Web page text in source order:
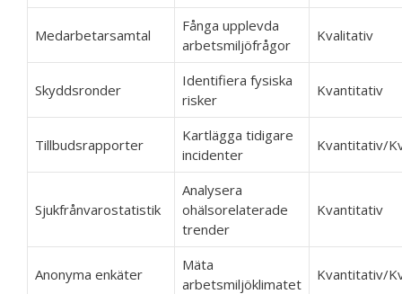
Medarbetarsamtal
Fånga upplevda
arbetsmiljöfrågor
Kvalitativ
Skyddsronder
Identifiera fysiska
risker
Kvantitativ
Tillbudsrapporter
Kartlägga tidigare
incidenter
Kvantitativ/
Sjukfrånvarostatistik
Analysera
ohälsorelaterade
trender
Kvantitativ
Anonyma enkäter
Mäta
arbetsmiljöklimatet
Kvantitativ/